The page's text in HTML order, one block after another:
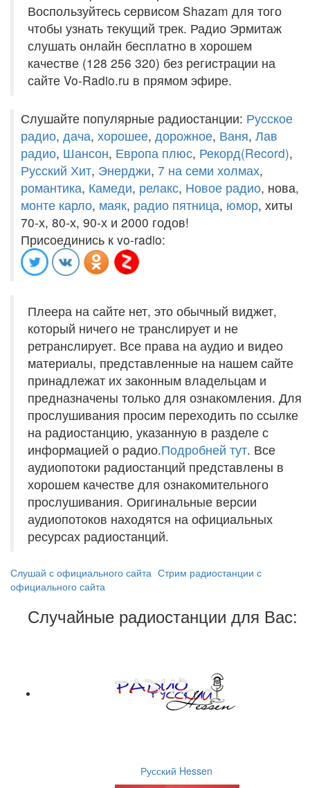
Воспользуйтесь сервисом Shazam для того
чтобы узнать текущий трек. Радио Эрмитаж
слушать онлайн бесплатно в хорошем
качестве (128 256 320) без регистрации на
сайте Vo-Radio.ru в прямом эфире.
Слушайте популярные радиостанции: Русское
радио, дача, хорошее, дорожное, Ваня, Лав
радио, Шансон, Европа плюс, Рекорд(Record),
Русский Хит, Энерджи, 7 на семи холмах,
романтика, Камеди, релакс, Новое радио, нова,
монте карло, маяк, радио пятница, юмор, хиты
70-х, 80-х, 90-х и 2000 годов!
Присоединись к vo-radio:
Плеера на сайте нет, это обычный виджет,
который ничего не транслирует и не
ретранслирует. Все права на аудио и видео
материалы, представленные на нашем сайте
принадлежат их законным владельцам и
предназначены только для ознакомления. Для
прослушивания просим переходить по ссылке
на радиостанцию, указанную в разделе с
информацией о радио.Подробней тут. Все
аудиопотоки радиостанций представлены в
хорошем качестве для ознакомительного
прослушивания. Оригинальные версии
аудиопотоков находятся на официальных
ресурсах радиостанций.
Слушай с официального сайта Стрим радиостанции с
официального сайта
Случайные радиостанции для Вас:
Русский Hessen